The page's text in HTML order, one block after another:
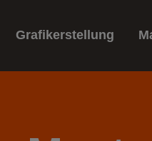
Grafikerstellung